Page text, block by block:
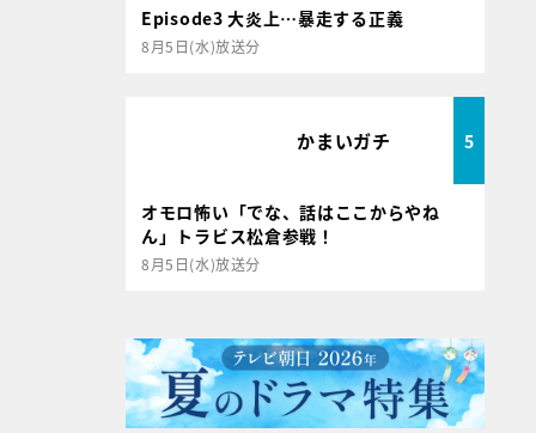
Episode3 大炎上…暴走する正義
8月5日(水)放送分
かまいガチ 5
オモロ怖い「でな、話はここからやね
ん」トラビス松倉参戦！
8月5日(水)放送分